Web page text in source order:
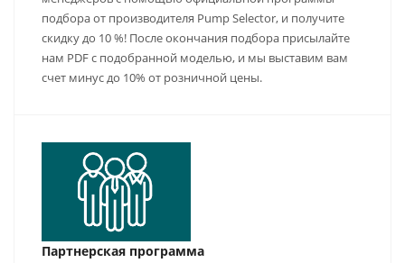
подбора от производителя Pump Selector, и получите
скидку до 10 %! После окончания подбора присылайте
нам PDF с подобранной моделью, и мы выставим вам
счет минус до 10% от розничной цены.
Партнерская программа